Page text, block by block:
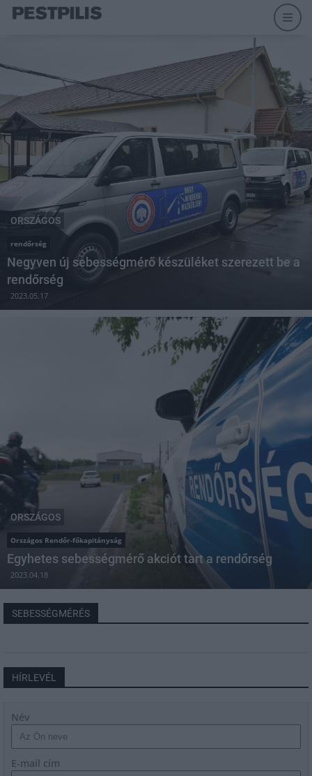
ORSZÁGOS
rendőrség
Negyven új sebességmérő készüléket szerezett be a
rendőrség
2023.05.17
ORSZÁGOS
Országos Rendőr-főkapitányság
Egyhetes sebességmérő akciót tart a rendőrség
2023.04.18
SEBESSÉGMÉRÉS
HÍRLEVÉL
Név
E-mail cím